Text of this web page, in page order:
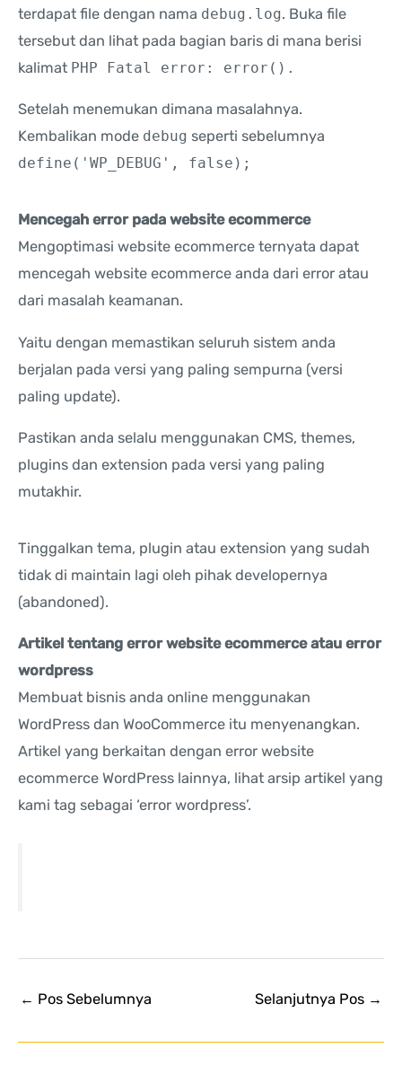
terdapat file dengan nama debug.log. Buka file
tersebut dan lihat pada bagian baris di mana berisi
kalimat PHP Fatal error: error().
Setelah menemukan dimana masalahnya.
Kembalikan mode debug seperti sebelumnya
define('WP_DEBUG', false);
Mencegah error pada website ecommerce
Mengoptimasi website ecommerce ternyata dapat
mencegah website ecommerce anda dari error atau
dari masalah keamanan.
Yaitu dengan memastikan seluruh sistem anda
berjalan pada versi yang paling sempurna (versi
paling update).
Pastikan anda selalu menggunakan CMS, themes,
plugins dan extension pada versi yang paling
mutakhir.
Tinggalkan tema, plugin atau extension yang sudah
tidak di maintain lagi oleh pihak developernya
(abandoned).
Artikel tentang error website ecommerce atau error
wordpress
Membuat bisnis anda online menggunakan
WordPress dan WooCommerce itu menyenangkan.
Artikel yang berkaitan dengan error website
ecommerce WordPress lainnya, lihat arsip artikel yang
kami tag sebagai ‘error wordpress’.
← Pos Sebelumnya Selanjutnya Pos →